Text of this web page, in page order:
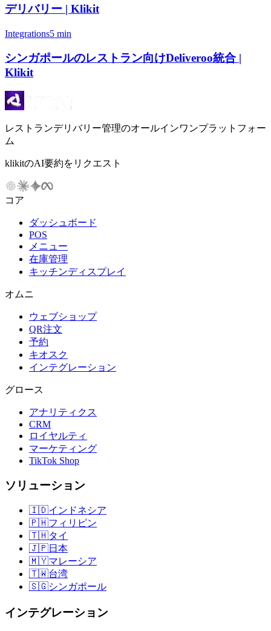
デリバリー | Klikit
Integrations5 min
シンガポールのレストラン向けDeliveroo統合 |
Klikit
レストランデリバリー管理のオールインワンプラットフォー
ム
klikitのAI要約をリクエスト
コア
ダッシュボード
POS
メニュー
在庫管理
キッチンディスプレイ
オムニ
ウェブショップ
QR注文
予約
キオスク
インテグレーション
グロース
アナリティクス
CRM
ロイヤルティ
マーケティング
TikTok Shop
ソリューション
🇮🇩インドネシア
🇵🇭フィリピン
🇹🇭タイ
🇯🇵日本
🇲🇾マレーシア
🇹🇼台湾
🇸🇬シンガポール
インテグレーション